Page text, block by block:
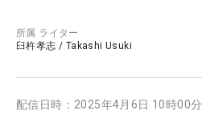
所属 ライター
臼杵孝志 / Takashi Usuki
配信日時： 2025年4月6日 10時00分